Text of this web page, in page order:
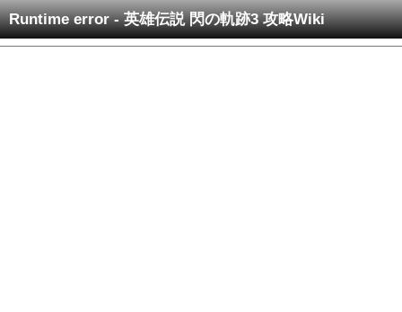
Runtime error - 英雄伝説 閃の軌跡3 攻略Wiki